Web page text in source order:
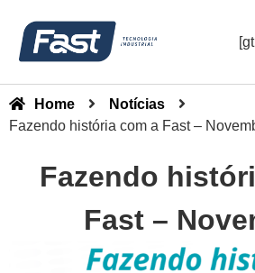
Home
Notícias
Fazendo história com a Fast –
Fazendo
Fast –